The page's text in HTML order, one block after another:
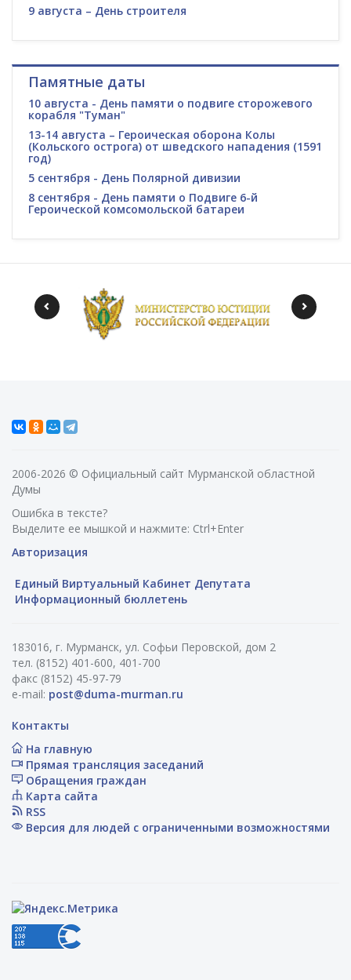
9 августа – День строителя
Памятные даты
10 августа - День памяти о подвиге сторожевого
корабля "Туман"
13-14 августа – Героическая оборона Колы
(Кольского острога) от шведского нападения (1591
год)
5 сентября - День Полярной дивизии
8 сентября - День памяти о Подвиге 6-й
Героической комсомольской батареи
2006-2026 © Официальный сайт Мурманской областной
Думы
Ошибка в тексте?
Выделите ее мышкой и нажмите: Ctrl+Enter
Авторизация
Единый Виртуальный Кабинет Депутата
Информационный бюллетень
183016, г. Мурманск, ул. Софьи Перовской, дом 2
тел. (8152) 401-600, 401-700
факс (8152) 45-97-79
e-mail: post@duma-murman.ru
Контакты
На главную
Прямая трансляция заседаний
Обращения граждан
Карта сайта
RSS
Версия для людей с ограниченными возможностями